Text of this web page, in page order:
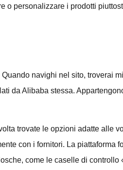
o personalizzare i prodotti
navighi nel sito, troverai
da Alibaba stessa.
trovate le opzioni adatte alle
con i fornitori. La piattaforma
come le caselle di controllo